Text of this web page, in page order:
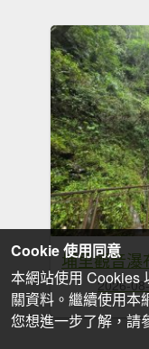
埔里觀音瀑
2026-
Cookie 使用同意
本網站使用 Cookies
關資料。繼續使用本
您想進一步了解，請